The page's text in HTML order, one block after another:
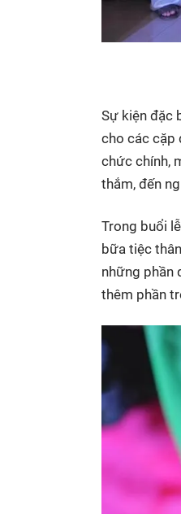
Sự kiện đặc
cho các cặp
chức chính,
thắm, đến
Trong buổi
bữa tiệc
những phần
thêm phần